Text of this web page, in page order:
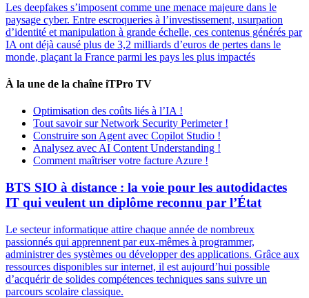
Les deepfakes s’imposent comme une menace majeure dans le
paysage cyber. Entre escroqueries à l’investissement, usurpation
d’identité et manipulation à grande échelle, ces contenus générés par
IA ont déjà causé plus de 3,2 milliards d’euros de pertes dans le
monde, plaçant la France parmi les pays les plus impactés
À la une de la chaîne iTPro TV
Optimisation des coûts liés à l’IA !
Tout savoir sur Network Security Perimeter !
Construire son Agent avec Copilot Studio !
Analysez avec AI Content Understanding !
Comment maîtriser votre facture Azure !
BTS SIO à distance : la voie pour les autodidactes
IT qui veulent un diplôme reconnu par l’État
Le secteur informatique attire chaque année de nombreux
passionnés qui apprennent par eux-mêmes à programmer,
administrer des systèmes ou développer des applications. Grâce aux
ressources disponibles sur internet, il est aujourd’hui possible
d’acquérir de solides compétences techniques sans suivre un
parcours scolaire classique.